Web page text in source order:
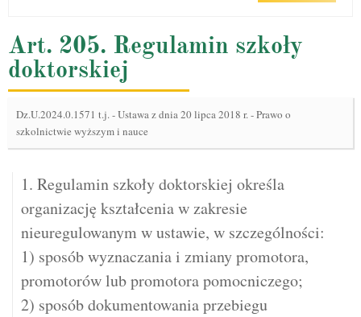
Art. 205. Regulamin szkoły
doktorskiej
Dz.U.2024.0.1571 t.j.-Ustawa z dnia 20 lipca 2018 r. - Prawo o
szkolnictwie wyższym i nauce
1. Regulamin szkoły doktorskiej określa
organizację kształcenia w zakresie
nieuregulowanym w ustawie, w szczególności:
1) sposób wyznaczania i zmiany promotora,
promotorów lub promotora pomocniczego;
2) sposób dokumentowania przebiegu